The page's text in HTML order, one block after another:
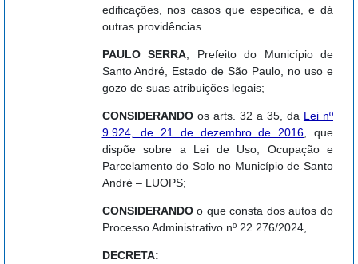
edificações, nos casos que especifica, e dá
outras providências.
PAULO SERRA , Prefeito do Município de
Santo André, Estado de São Paulo, no uso e
gozo de suas atribuições legais;
CONSIDERANDOos arts. 32 a 35, da Lei nº
9.924, de 21 de dezembro de 2016 , que
dispõe sobre a Lei de Uso, Ocupação e
Parcelamento do Solo no Município de Santo
André – LUOPS;
CONSIDERANDOo que consta dos autos do
Processo Administrativo nº 22.276/2024,
DECRETA: